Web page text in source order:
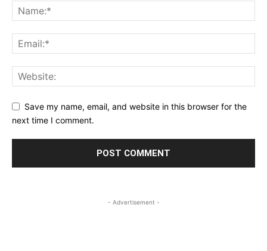
Save my name, email, and website in this browser for the
next time I comment.
- Advertisement -